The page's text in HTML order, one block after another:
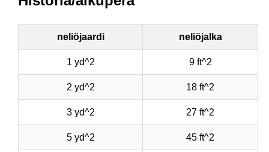
neliöjaardi neliöjalka
1 yd^2 9 ft^2
2 yd^2 18 ft^2
3 yd^2 27 ft^2
5 yd^2 45 ft^2